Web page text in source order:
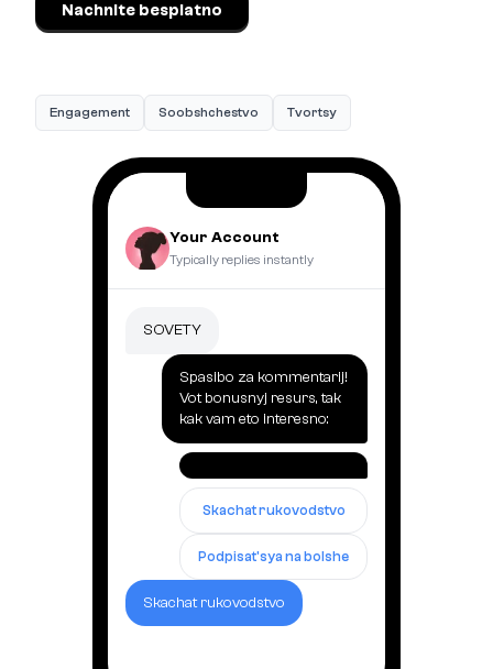
Nachnite besplatno
Engagement Soobshchestvo Tvortsy
Your Account
Typically replies instantly
SOVETY
Spasibo za kommentarij!
Vot bonusnyj resurs, tak
kak vam eto interesno:
Skachat rukovodstvo
Podpisat'sya na bolshe
Skachat rukovodstvo